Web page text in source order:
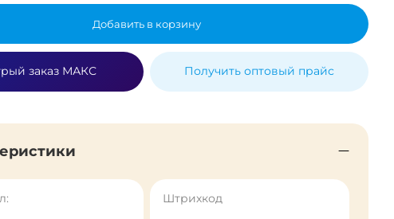
Добавить в корзину
заказ МАКС Получить оптовый прайс
Штрихкод